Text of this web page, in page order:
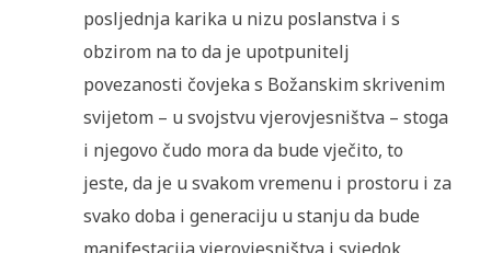
posljednja karika u nizu poslanstva i s
obzirom na to da je upotpunitelj
povezanosti čovjeka s Božanskim skrivenim
svijetom – u svojstvu vjerovjesništva – stoga
i njegovo čudo mora da bude vječito, to
jeste, da je u svakom vremenu i prostoru i za
svako doba i generaciju u stanju da bude